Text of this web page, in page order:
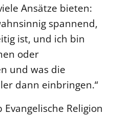
Ansätze bieten:
spannend,
ist, und ich bin
oder
und was die
dann einbringen.“
Religion